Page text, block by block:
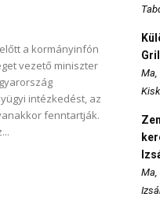
a kormányinfón
vezető miniszter
intézkedést, az
fenntartják.
Ma,
Ma,